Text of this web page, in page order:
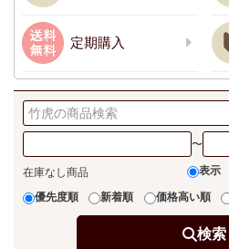
定期購入
〜
在庫なし商品 表示
優先度順 新着順 価格高い順
検索